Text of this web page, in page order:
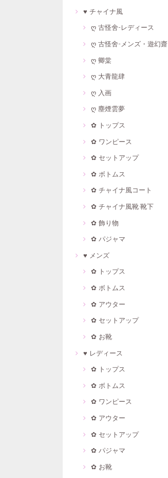
♥ チャイナ風
ღ 古怪舍-レディース
ღ 古怪舍-メンズ・遊幻齋
ღ 卿棠
ღ 大青龍肆
ღ 入画
ღ 塵煙雲夢
✿ トップス
✿ ワンピース
✿ セットアップ
✿ ボトムス
✿ チャイナ風コート
✿ チャイナ風靴·靴下
✿ 飾り物
✿ パジャマ
♥ メンズ
✿ トップス
✿ ボトムス
✿ アウター
✿ セットアップ
✿ お靴
♥ レディース
✿ トップス
✿ ボトムス
✿ ワンピース
✿ アウター
✿ セットアップ
✿ パジャマ
✿ お靴